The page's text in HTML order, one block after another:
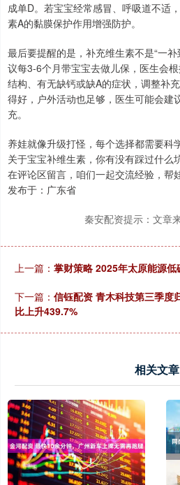
成单D。若宝宝经常感冒、呼吸道不适
素A的黏膜保护作用增强防护。
最后要提醒的是，补充维生素不是“一补
议每3-6个月带宝宝去做儿保，医生会
结构、有无缺钙或缺A的症状，调整补
得好，户外活动也足够，医生可能会建
充。
养娃就像升级打怪，每个选择都需要科
关于宝宝补维生素，你有没有踩过什么
在评论区留言，咱们一起交流经验，帮
发布于：广东省
秦安配资提示：文章
上一篇： 掌财策略 2025年太原能源
下一篇： 信钰配资 青木科技第三季度
比上升439.7%
相关文章